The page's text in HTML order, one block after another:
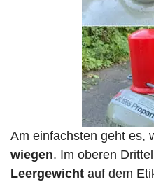
Am einfachsten geht es,
wiegen. Im oberen
Leergewicht auf dem